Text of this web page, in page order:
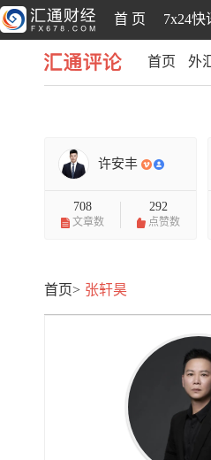
首 页 7x24快
首页 外
许安丰
708
文章数
292
点赞数
首页> 张轩昊